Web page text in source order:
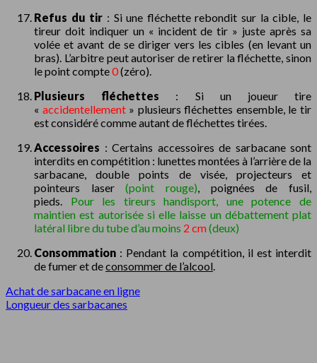
Refus du tir : Si une fléchette rebondit sur la cible, le
tireur doit indiquer un « incident de tir » juste après sa
volée et avant de se diriger vers les cibles (en levant un
bras). L’arbitre peut autoriser de retirer la fléchette, sinon
le point compte0(zéro).
Plusieurs fléchettes : Si un joueur tire
« accidentellement» plusieurs fléchettes ensemble, le tir
est considéré comme autant de fléchettes tirées.
Accessoires : Certains accessoires de sarbacane sont
interdits en compétition : lunettes montées à l’arrière de la
sarbacane, double points de visée, projecteurs et
pointeurs laser(point rouge) , poignées de fusil,
pieds. Pour les tireurs handisport, une potence de
maintien est autorisée si elle laisse un débattement plat
latéral libre du tube d’au moins 2 cm(deux)
Consommation : Pendant la compétition, il est interdit
de fumer et deconsommer de l’alcool
Achat de sarbacane en ligne
Longueur des sarbacanes